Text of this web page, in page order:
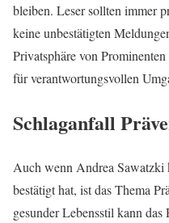
bleiben. Leser sollten immer
keine unbestätigten
Privatsphäre von
für verantwortungsvollen
Schlaganfall
Auch wenn Andrea
bestätigt hat, ist das Thema
gesunder Lebensstil kann